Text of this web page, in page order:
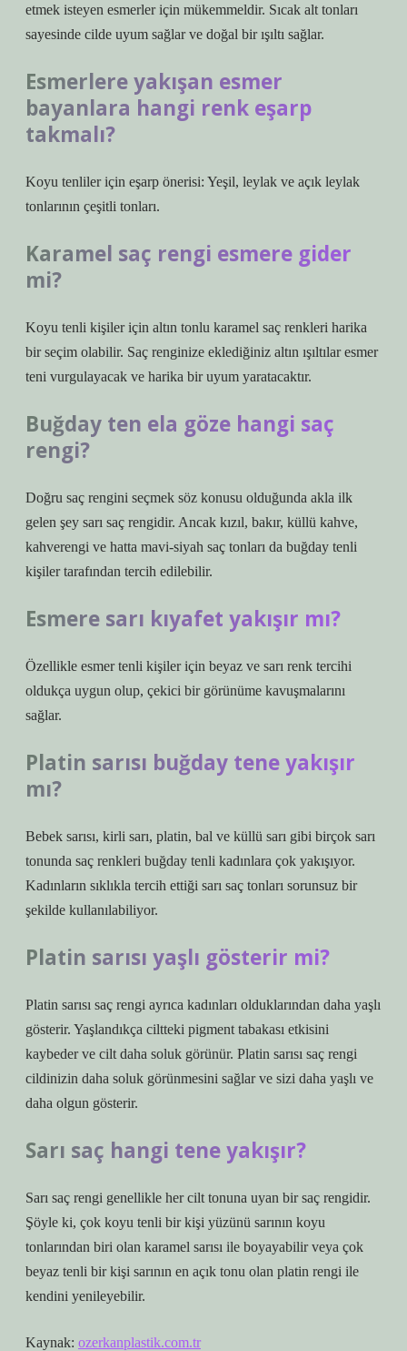
etmek isteyen esmerler için mükemmeldir. Sıcak alt tonları
sayesinde cilde uyum sağlar ve doğal bir ışıltı sağlar.
Esmerlere yakışan esmer
bayanlara hangi renk eşarp
takmalı?
Koyu tenliler için eşarp önerisi: Yeşil, leylak ve açık leylak
tonlarının çeşitli tonları.
Karamel saç rengi esmere gider
mi?
Koyu tenli kişiler için altın tonlu karamel saç renkleri harika
bir seçim olabilir. Saç renginize eklediğiniz altın ışıltılar esmer
teni vurgulayacak ve harika bir uyum yaratacaktır.
Buğday ten ela göze hangi saç
rengi?
Doğru saç rengini seçmek söz konusu olduğunda akla ilk
gelen şey sarı saç rengidir. Ancak kızıl, bakır, küllü kahve,
kahverengi ve hatta mavi-siyah saç tonları da buğday tenli
kişiler tarafından tercih edilebilir.
Esmere sarı kıyafet yakışır mı?
Özellikle esmer tenli kişiler için beyaz ve sarı renk tercihi
oldukça uygun olup, çekici bir görünüme kavuşmalarını
sağlar.
Platin sarısı buğday tene yakışır
mı?
Bebek sarısı, kirli sarı, platin, bal ve küllü sarı gibi birçok sarı
tonunda saç renkleri buğday tenli kadınlara çok yakışıyor.
Kadınların sıklıkla tercih ettiği sarı saç tonları sorunsuz bir
şekilde kullanılabiliyor.
Platin sarısı yaşlı gösterir mi?
Platin sarısı saç rengi ayrıca kadınları olduklarından daha yaşlı
gösterir. Yaşlandıkça ciltteki pigment tabakası etkisini
kaybeder ve cilt daha soluk görünür. Platin sarısı saç rengi
cildinizin daha soluk görünmesini sağlar ve sizi daha yaşlı ve
daha olgun gösterir.
Sarı saç hangi tene yakışır?
Sarı saç rengi genellikle her cilt tonuna uyan bir saç rengidir.
Şöyle ki, çok koyu tenli bir kişi yüzünü sarının koyu
tonlarından biri olan karamel sarısı ile boyayabilir veya çok
beyaz tenli bir kişi sarının en açık tonu olan platin rengi ile
kendini yenileyebilir.
Kaynak: ozerkanplastik.com.tr